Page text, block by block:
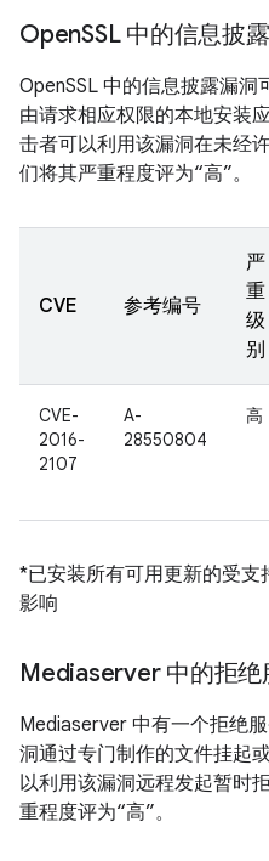
OpenSSL 中的信息披
OpenSSL 中的信息披露漏
由请求相应权限的本地安装
击者可以利用该漏洞在未经
们将其严重程度评为“高”。
CVE 参考编号
严
重
级
别
CVE-
2016-
2107
A-
28550804
高
*已安装所有可用更新的受支
影响
Mediaserver 中的拒绝
Mediaserver 中有一个拒绝
洞通过专门制作的文件挂起
以利用该漏洞远程发起暂时
重程度评为“高”。